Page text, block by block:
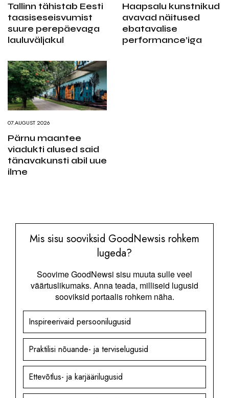
Tallinn tähistab Eesti
taasiseseisvumist
suure perepäevaga
lauluväljakul
Haapsalu kunstnikud
avavad näitused
ebatavalise
performance’iga
07.AUGUST 2026
Pärnu maantee
viadukti alused said
tänavakunsti abil uue
ilme
Mis sisu sooviksid GoodNewsis rohkem
lugeda?
Soovime GoodNewsi sisu muuta sulle veel
väärtuslikumaks. Anna teada, milliseid lugusid
sooviksid portaalis rohkem näha.
Inspireerivaid persoonilugusid
Praktilisi nõuande- ja terviselugusid
Ettevõtlus- ja karjäärilugusid